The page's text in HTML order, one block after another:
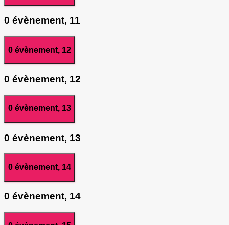
0 évènement, 11
0 évènement, 12
0 évènement, 12
0 évènement, 13
0 évènement, 13
0 évènement, 14
0 évènement, 14